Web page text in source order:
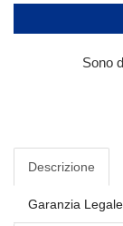
Sono
Descrizione
Garanzia